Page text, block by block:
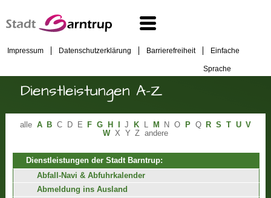
Impressum Datenschutzerklärung Barrierefreiheit Einfache
Sprache
Dienstleistungen A-Z
alle A B C D E F G H J K L M N O P Q R S T U V
W X Y Z andere
Dienstleistungen der Stadt Barntrup:
Abfall-Navi & Abfuhrkalender
Abmeldung ins Ausland